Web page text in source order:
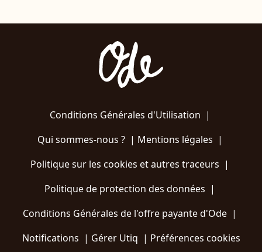
Conditions Générales d'Utilisation |
Qui sommes-nous ?| Mentions légales |
Politique sur les cookies et autres traceurs |
Politique de protection des données |
Conditions Générales de l'offre payante d'Ode |
Notifications | Gérer Utiq | Préférences cookies